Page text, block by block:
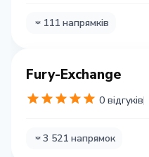
111 напрямків
Fury-Exchange
0 відгуків
3 521 напрямок